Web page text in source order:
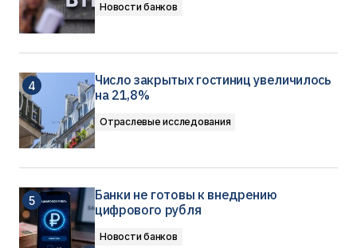
Новости банков
Число закрытых гостиниц увеличилось
на 21,8%
Отраслевые исследования
Банки не готовы к внедрению
цифрового рубля
Новости банков